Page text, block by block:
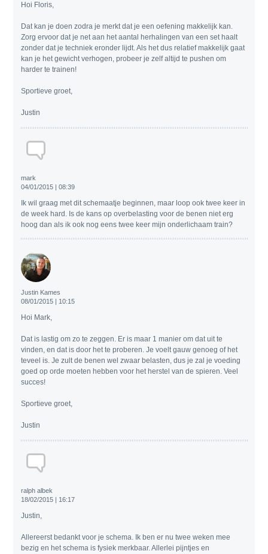
Hoi Floris,
Dat kan je doen zodra je merkt dat je een oefening makkelijk kan.
Zorg ervoor dat je net aan het aantal herhalingen van een set haalt
zonder dat je techniek eronder lijdt. Als het dus relatief makkelijk gaat
kan je het gewicht verhogen, probeer je zelf altijd te pushen om
harder te trainen!
Sportieve groet,
Justin
mark
04/01/2015 | 08:39
Ik wil graag met dit schemaatje beginnen, maar loop ook twee keer in
de week hard. Is de kans op overbelasting voor de benen niet erg
hoog dan als ik ook nog eens twee keer mijn onderlichaam train?
Justin Kames
08/01/2015 | 10:15
Hoi Mark,
Dat is lastig om zo te zeggen. Er is maar 1 manier om dat uit te
vinden, en dat is door het te proberen. Je voelt gauw genoeg of het
teveel is. Je zult de benen wel zwaar belasten, dus je zal je voeding
goed op orde moeten hebben voor het herstel van de spieren. Veel
succes!
Sportieve groet,
Justin
ralph albek
18/02/2015 | 16:17
Justin,
Allereerst bedankt voor je schema. Ik ben er nu twee weken mee
bezig en het schema is fysiek merkbaar. Allerlei pijntjes en